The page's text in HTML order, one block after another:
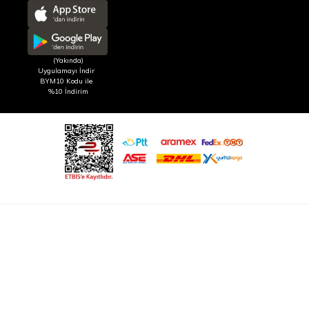
(Yakında)
Uygulamayı İndir
BYM10 Kodu ile
%10 İndirim